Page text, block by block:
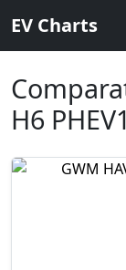
EV Charts
H6